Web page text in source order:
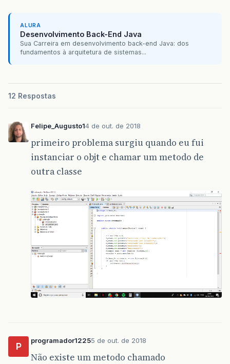
ALURA
Desenvolvimento Back-End Java
Sua Carreira em desenvolvimento back-end Java: dos
fundamentos à arquitetura de sistemas...
12 Respostas
Felipe_Augusto14 de out. de 2018
primeiro problema surgiu quando eu fui
instanciar o objt e chamar um metodo de
outra classe
P
programador12255 de out. de 2018
Não existe um metodo chamado